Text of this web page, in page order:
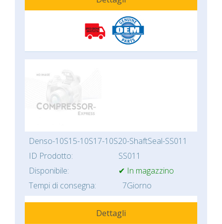
Denso-10S15-10S17-10S20-ShaftSeal-SS011
ID Prodotto:
SS011
Disponibile:
✔ In magazzino
Tempi di consegna:
7Giorno
Dettagli